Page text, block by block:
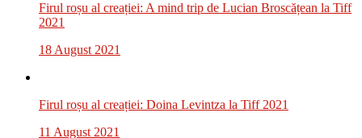
Firul roșu al creației: A mind trip de Lucian Broscățean la Tiff
2021
18 August 2021
Firul roșu al creației: Doina Levintza la Tiff 2021
11 August 2021